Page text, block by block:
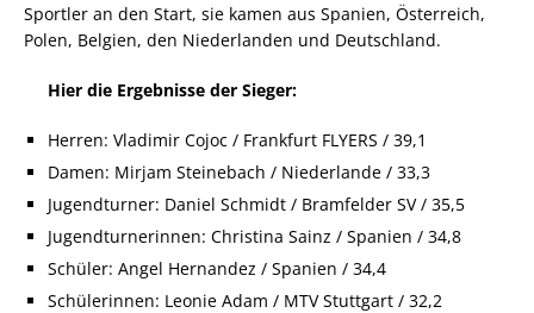
Sportler an den Start, sie kamen aus Spanien, Österreich,
Polen, Belgien, den Niederlanden und Deutschland.
Hier die Ergebnisse der Sieger:
Herren: Vladimir Cojoc / Frankfurt FLYERS / 39,1
Damen: Mirjam Steinebach / Niederlande / 33,3
Jugendturner: Daniel Schmidt / Bramfelder SV / 35,5
Jugendturnerinnen: Christina Sainz / Spanien / 34,8
Schüler: Angel Hernandez / Spanien / 34,4
Schülerinnen: Leonie Adam / MTV Stuttgart / 32,2